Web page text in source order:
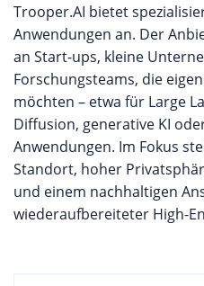
Trooper.AI bietet
Anwendungen an. Der
an Start-ups, kleine
Forschungsteams, die
möchten – etwa für Large
Diffusion, generative KI
Anwendungen. Im Fokus
Standort, hoher
und einem nachhaltigen
wiederaufbereiteter High-